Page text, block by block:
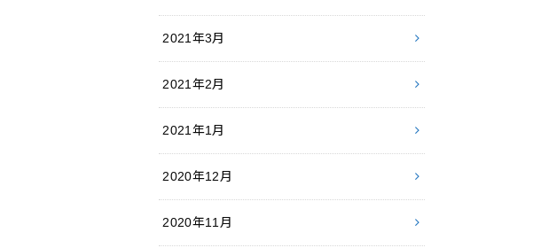
2021年3月
2021年2月
2021年1月
2020年12月
2020年11月